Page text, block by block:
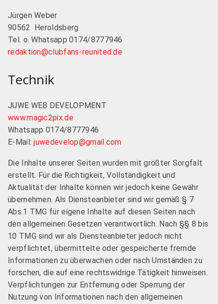
Jürgen Weber
90562 Heroldsberg
Tel. o. Whatsapp 0174/8777946
redaktion@clubfans-reunited.de
Technik
JUWE WEB DEVELOPMENT
www.magic2pix.de
Whatsapp 0174/8777946
E-Mail:juwedevelop@gmail.com
Die Inhalte unserer Seiten wurden mit größter Sorgfalt
erstellt. Für die Richtigkeit, Vollständigkeit und
Aktualität der Inhalte können wir jedoch keine Gewähr
übernehmen. Als Diensteanbieter sind wir gemäß § 7
Abs.1 TMG für eigene Inhalte auf diesen Seiten nach
den allgemeinen Gesetzen verantwortlich. Nach §§ 8 bis
10 TMG sind wir als Diensteanbieter jedoch nicht
verpflichtet, übermittelte oder gespeicherte fremde
Informationen zu überwachen oder nach Umständen zu
forschen, die auf eine rechtswidrige Tätigkeit hinweisen.
Verpflichtungen zur Entfernung oder Sperrung der
Nutzung von Informationen nach den allgemeinen